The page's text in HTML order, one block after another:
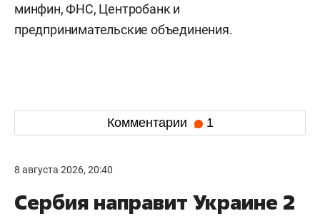
минфин, ФНС, Центробанк и
предпринимательские объединения.
Комментарии 1
8 августа 2026, 20:40
Сербия направит Украине 2